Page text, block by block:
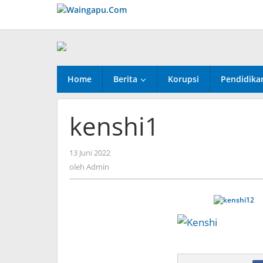
konten
Home Berita Korupsi
kenshi1
13 Juni 2022
oleh Admin